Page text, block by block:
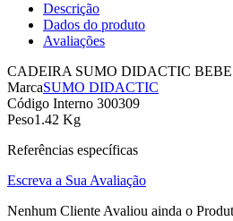
Descrição
Dados do produto
Avaliações
CADEIRA SUMO DIDACTIC BEBE
MarcaSUMO DIDACTIC
Código Interno 300309
Peso1.42 Kg
Referências específicas
Escreva a Sua Avaliação
Nenhum Cliente Avaliou ainda o